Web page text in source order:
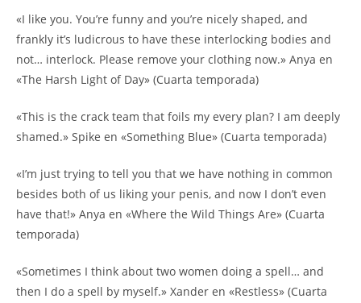
«I like you. You’re funny and you’re nicely shaped, and
frankly it’s ludicrous to have these interlocking bodies and
not… interlock. Please remove your clothing now.» Anya en
«The Harsh Light of Day» (Cuarta temporada)
«This is the crack team that foils my every plan? I am deeply
shamed.» Spike en «Something Blue» (Cuarta temporada)
«I’m just trying to tell you that we have nothing in common
besides both of us liking your penis, and now I don’t even
have that!» Anya en «Where the Wild Things Are» (Cuarta
temporada)
«Sometimes I think about two women doing a spell… and
then I do a spell by myself.» Xander en «Restless» (Cuarta